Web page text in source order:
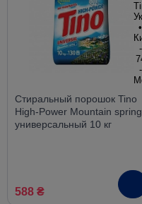
Стиральный порошок Tino
High-Power Mountain spring
универсальный 10 кг
588 ₴